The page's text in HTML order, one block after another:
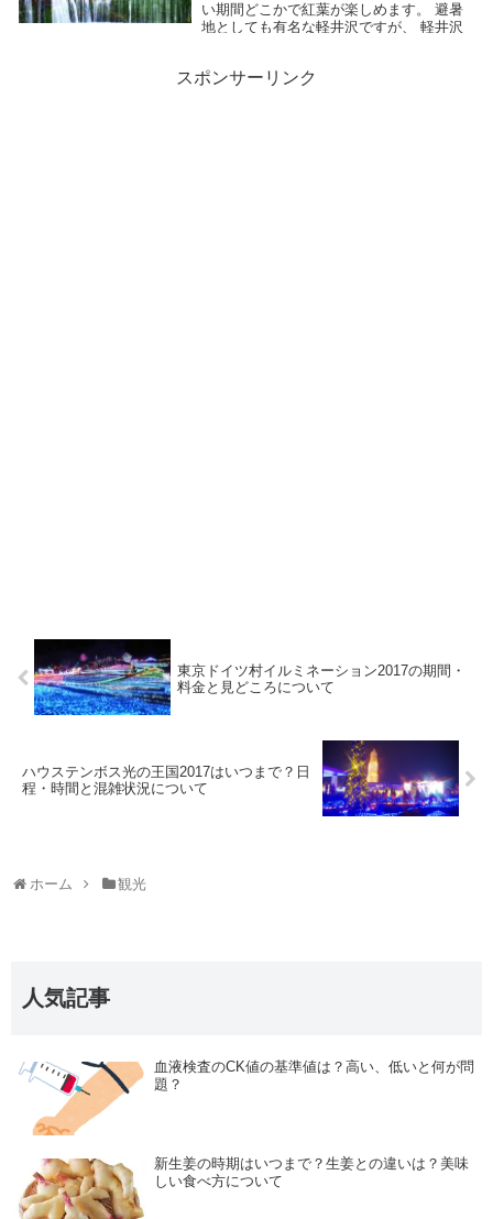
い期間どこかで紅葉が楽しめます。 避暑
地としても有名な軽井沢ですが、 軽井沢
スポンサーリンク
東京ドイツ村イルミネーション2017の期間・
料金と見どころについて
ハウステンボス光の王国2017はいつまで？日
程・時間と混雑状況について
ホーム 観光
人気記事
血液検査のCK値の基準値は？高い、低いと何が問
題？
新生姜の時期はいつまで？生姜との違いは？美味
しい食べ方について